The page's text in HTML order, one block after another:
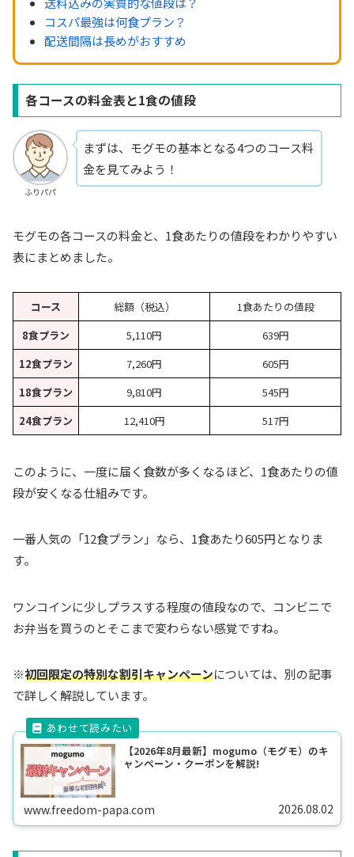
コスパ最強は何食プラン？
配送間隔は長めがおすすめ
各コースの料金表と1食の値段
ふりパパ
まずは、モグモの基本となる4つのコース料
金を見てみよう！
モグモの各コースの料金と、1食あたりの値段をわかりやすい
表にまとめました。
コース 総額（税込）
1食あたりの値段
8食プラン
5,110円
639円
12食プラン
7,260円
605円
18食プラン
9,810円
545円
24食プラン
12,410円 517円
このように、一度に届く食数が多くなるほど、1食あたりの値
段が安くなる仕組みです。
一番人気の「12食プラン」なら、1食あたり605円となりま
す。
ワンコインに少しプラスする程度の値段なので、コンビニで
お弁当を買うのとそこまで変わらない感覚ですね。
※初回限定の特別な割引キャンペーンについては、別の記事
で詳しく解説しています。
【2026年8月最新】mogumo（モグモ）のキ
ャンペーン・クーポンを解説!
www.freedom-papa.com 2026.08.02